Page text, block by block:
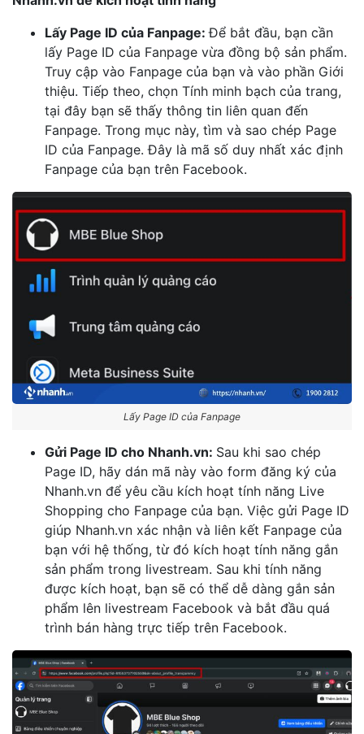
Lấy Page ID của Fanpage:Để bắt đầu, bạn cần
lấy Page ID của Fanpage vừa đồng bộ sản phẩm.
Truy cập vào Fanpage của bạn và vào phần Giới
thiệu. Tiếp theo, chọn Tính minh bạch của trang,
tại đây bạn sẽ thấy thông tin liên quan đến
Fanpage. Trong mục này, tìm và sao chép Page
ID của Fanpage. Đây là mã số duy nhất xác định
Fanpage của bạn trên Facebook.
Lấy Page ID của Fanpage
Gửi Page ID cho Nhanh.vn: Sau khi sao chép
Page ID, hãy dán mã này vào form đăng ký của
Nhanh.vn để yêu cầu kích hoạt tính năng Live
Shopping cho Fanpage của bạn. Việc gửi Page ID
giúp Nhanh.vn xác nhận và liên kết Fanpage của
bạn với hệ thống, từ đó kích hoạt tính năng gắn
sản phẩm trong livestream. Sau khi tính năng
được kích hoạt, bạn sẽ có thể dễ dàng gắn sản
phẩm lên livestream Facebook và bắt đầu quá
trình bán hàng trực tiếp trên Facebook.